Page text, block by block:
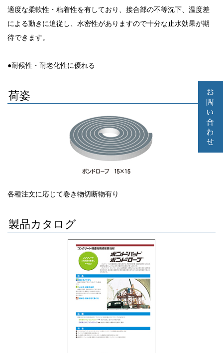
お
問
い
合
わ
せ
適度な柔軟性・粘着性を有しており、接合部の不等沈下、温度差
による動きに追従し、水密性がありますので十分な止水効果が期
待できます。
●耐候性・耐老化性に優れる
荷姿
各種注文に応じて巻き物切断物有り
製品カタログ